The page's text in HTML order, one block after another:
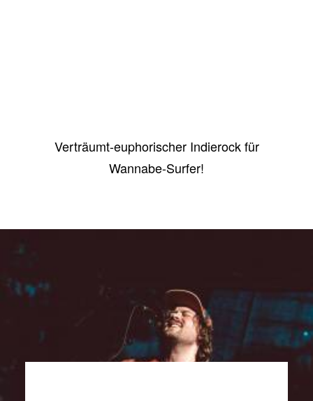
Verträumt-euphorischer Indierock für
Wannabe-Surfer!